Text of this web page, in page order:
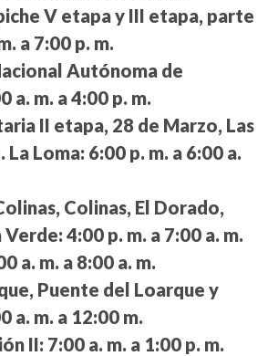
V etapa y III etapa, parte
a 7:00 p. m.
Autónoma de
a. m. a 4:00 p. m.
II etapa, 28 de Marzo, Las
La Loma: 6:00 p. m. a 6:00 a.
Colinas, El Dorado,
Verde: 4:00 p. m. a 7:00 a. m.
a. m. a 8:00 a. m.
Puente del Loarque y
a. m. a 12:00 m.
II: 7:00 a. m. a 1:00 p. m.